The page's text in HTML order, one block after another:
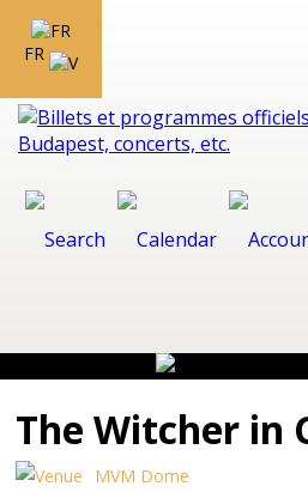
FR
The Witcher in
MVM Dome